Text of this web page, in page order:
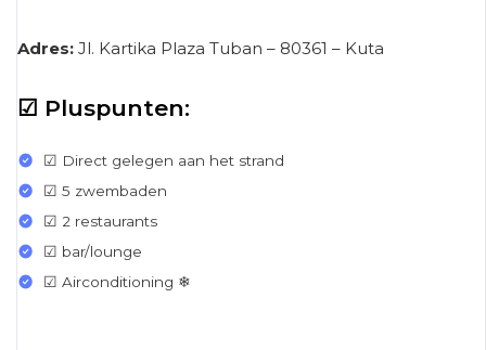
Adres: Jl. Kartika Plaza Tuban – 80361 – Kuta
☑ Pluspunten:
☑ Direct gelegen aan het strand
☑ 5 zwembaden
☑ 2 restaurants
☑ bar/lounge
☑ Airconditioning ❄